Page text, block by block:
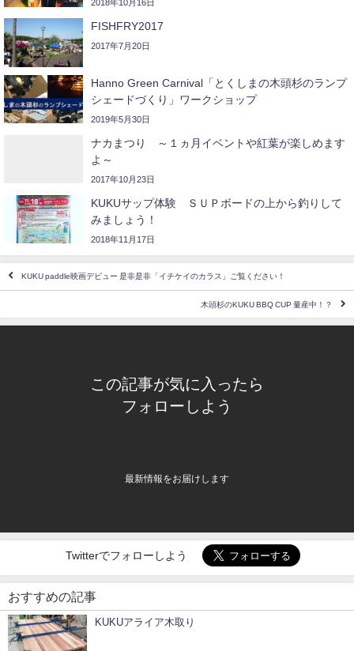
2018年10月16日
FISHFRY2017
2017年7月20日
Hanno Green Carnival「とくしまの木頭杉のランプ
シェードづくり」ワークショップ
2019年5月30日
ナカまつり ～１ヵ月イベントや紅葉が楽しめます
よ～
2017年10月23日
KUKUサップ体験 ＳＵＰボードの上から釣りして
みましょう！
2018年11月17日
KUKU paddle映画デビュー 是非是非「イチケイのカラス」ご覧ください！
木頭杉のKUKU BBQ CUP 量産中！？
この記事が気に入ったら
フォローしよう
最新情報をお届けします
Twitterでフォローしよう
おすすめの記事
KUKUアライア木取り